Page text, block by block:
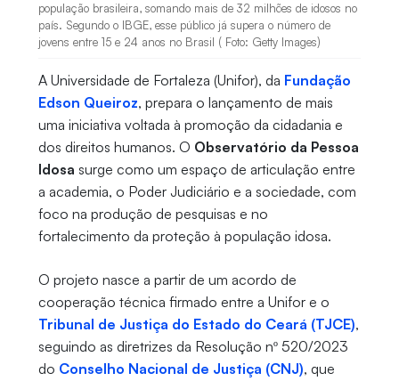
população brasileira, somando mais de 32 milhões de idosos no
país. Segundo o IBGE, esse público já supera o número de
jovens entre 15 e 24 anos no Brasil ( Foto: Getty Images)
A Universidade de Fortaleza (Unifor), da Fundação
Edson Queiroz, prepara o lançamento de mais
uma iniciativa voltada à promoção da cidadania e
dos direitos humanos. O Observatório da Pessoa
Idosa surge como um espaço de articulação entre
a academia, o Poder Judiciário e a sociedade, com
foco na produção de pesquisas e no
fortalecimento da proteção à população idosa.
O projeto nasce a partir de um acordo de
cooperação técnica firmado entre a Unifor e o
Tribunal de Justiça do Estado do Ceará (TJCE),
seguindo as diretrizes da Resolução nº 520/2023
do Conselho Nacional de Justiça (CNJ), que